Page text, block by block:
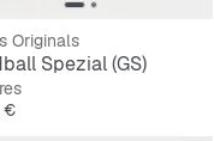
Originals
Spezial (GS)
€